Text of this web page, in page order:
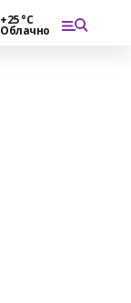
+25 °С
Облачно